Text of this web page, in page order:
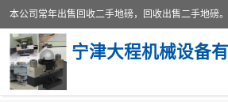
宁津大程机械设备